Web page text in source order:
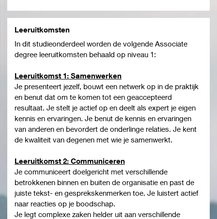
Leeruitkomsten
In dit studieonderdeel worden de volgende Associate
degree leeruitkomsten behaald op niveau 1:
Leeruitkomst 1: Samenwerken
Je presenteert jezelf, bouwt een netwerk op in de praktijk
en benut dat om te komen tot een geaccepteerd
resultaat. Je stelt je actief op en deelt als expert je eigen
kennis en ervaringen. Je benut de kennis en ervaringen
van anderen en bevordert de onderlinge relaties. Je kent
de kwaliteit van degenen met wie je samenwerkt.
Leeruitkomst 2: Communiceren
Je communiceert doelgericht met verschillende
betrokkenen binnen en buiten de organisatie en past de
juiste tekst- en gesprekskenmerken toe. Je luistert actief
naar reacties op je boodschap.
Je legt complexe zaken helder uit aan verschillende